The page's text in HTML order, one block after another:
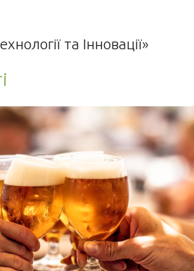
та Інновації»